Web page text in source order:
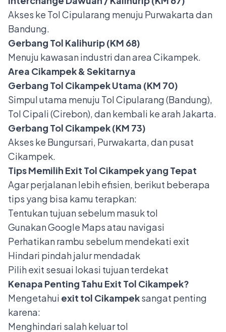
Akses ke Tol Cipularang menuju Purwakarta dan
Bandung.
Gerbang Tol Kalihurip (KM 68)
Menuju kawasan industri dan area Cikampek.
Area Cikampek & Sekitarnya
Gerbang Tol Cikampek Utama (KM 70)
Simpul utama menuju Tol Cipularang (Bandung),
Tol Cipali (Cirebon), dan kembali ke arah Jakarta.
Gerbang Tol Cikampek (KM 73)
Akses ke Bungursari, Purwakarta, dan pusat
Cikampek.
Tips Memilih Exit Tol Cikampek yang Tepat
Agar perjalanan lebih efisien, berikut beberapa
tips yang bisa kamu terapkan:
Tentukan tujuan sebelum masuk tol
Gunakan Google Maps atau navigasi
Perhatikan rambu sebelum mendekati exit
Hindari pindah jalur mendadak
Pilih exit sesuai lokasi tujuan terdekat
Kenapa Penting Tahu Exit Tol Cikampek?
Mengetahui exit tol Cikampeksangat penting
karena:
Menghindari salah keluar tol